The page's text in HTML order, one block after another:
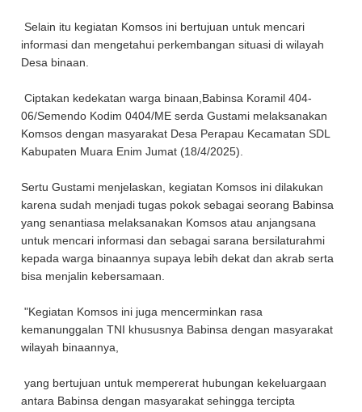
Selain itu kegiatan Komsos ini bertujuan untuk mencari
informasi dan mengetahui perkembangan situasi di wilayah
Desa binaan.
Ciptakan kedekatan warga binaan,Babinsa Koramil 404-
06/Semendo Kodim 0404/ME serda Gustami melaksanakan
Komsos dengan masyarakat Desa Perapau Kecamatan SDL
Kabupaten Muara Enim Jumat (18/4/2025).
Sertu Gustami menjelaskan, kegiatan Komsos ini dilakukan
karena sudah menjadi tugas pokok sebagai seorang Babinsa
yang senantiasa melaksanakan Komsos atau anjangsana
untuk mencari informasi dan sebagai sarana bersilaturahmi
kepada warga binaannya supaya lebih dekat dan akrab serta
bisa menjalin kebersamaan.
"Kegiatan Komsos ini juga mencerminkan rasa
kemanunggalan TNI khususnya Babinsa dengan masyarakat
wilayah binaannya,
yang bertujuan untuk mempererat hubungan kekeluargaan
antara Babinsa dengan masyarakat sehingga tercipta